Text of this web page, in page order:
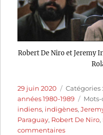
Robert De Niro et Jeremy
Publié
le
29 juin 2020 Catégories
Catégories
années 1980-1989
indiens, indigènes,
Paraguay, Robert De Niro,
commentairessur